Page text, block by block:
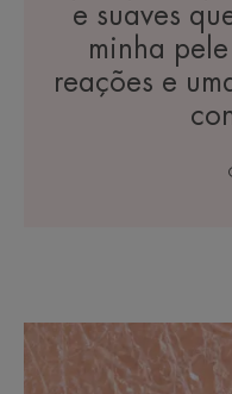
e suaves
minha
reações e